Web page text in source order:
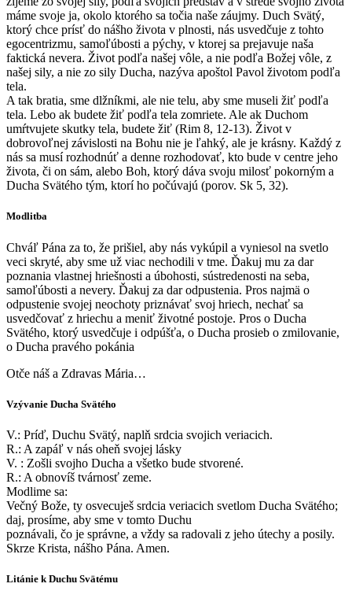
máme svoje ja, okolo ktorého sa točia naše záujmy. Duch Svätý,
ktorý chce prísť do nášho života v plnosti, nás usvedčuje z tohto
egocentrizmu, samoľúbosti a pýchy, v ktorej sa prejavuje naša
faktická nevera. Život podľa našej vôle, a nie podľa Božej vôle, z
našej sily, a nie zo sily Ducha, nazýva apoštol Pavol životom podľa
tela.
A tak bratia, sme dlžníkmi, ale nie telu, aby sme museli žiť podľa
tela. Lebo ak budete žiť podľa tela zomriete. Ale ak Duchom
umŕtvujete skutky tela, budete žiť (Rim 8, 12-13). Život v
dobrovoľnej závislosti na Bohu nie je ľahký, ale je krásny. Každý z
nás sa musí rozhodnúť a denne rozhodovať, kto bude v centre jeho
života, či on sám, alebo Boh, ktorý dáva svoju milosť pokorným a
Ducha Svätého tým, ktorí ho počúvajú (porov. Sk 5, 32).
Modlitba
Chváľ Pána za to, že prišiel, aby nás vykúpil a vyniesol na svetlo
veci skryté, aby sme už viac nechodili v tme. Ďakuj mu za dar
poznania vlastnej hriešnosti a úbohosti, sústredenosti na seba,
samoľúbosti a nevery. Ďakuj za dar odpustenia. Pros najmä o
odpustenie svojej neochoty priznávať svoj hriech, nechať sa
usvedčovať z hriechu a meniť životné postoje. Pros o Ducha
Svätého, ktorý usvedčuje i odpúšťa, o Ducha prosieb o zmilovanie,
o Ducha pravého pokánia
Otče náš a Zdravas Mária…
Vzývanie Ducha Svätého
V.: Príď, Duchu Svätý, naplň srdcia svojich veriacich.
R.: A zapáľ v nás oheň svojej lásky
V. : Zošli svojho Ducha a všetko bude stvorené.
R.: A obnovíš tvárnosť zeme.
Modlime sa:
Večný Bože, ty osvecuješ srdcia veriacich svetlom Ducha Svätého;
daj, prosíme, aby sme v tomto Duchu
poznávali, čo je správne, a vždy sa radovali z jeho útechy a posily.
Skrze Krista, nášho Pána. Amen.
Litánie k Duchu Svätému